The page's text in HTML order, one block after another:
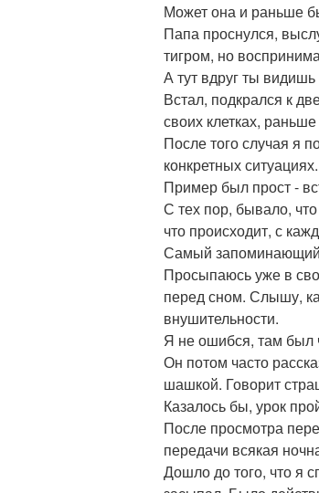
Может она и раньше
Папа проснулся,
тигром, но
А тут вдруг ты
Встал, подкрался к
своих клетках,
После того случая я
конкретных ситуациях.
Пример был прост -
С тех пор, бывало,
что происходит, с
Самый
Просыпаюсь уже в
перед сном. Слышу,
внушительности.
Я не ошибся, там был
Он потом часто
шашкой. Говорит
Казалось бы, урок
После просмотра
передачи всякая
Дошло до того, что я